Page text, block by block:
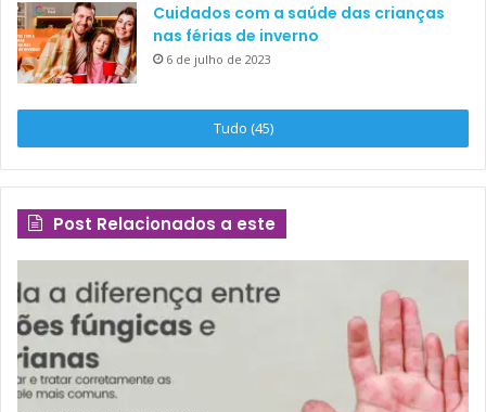
Cuidados com a saúde das crianças
nas férias de inverno
6 de julho de 2023
Tudo (45)
Post Relacionados a este